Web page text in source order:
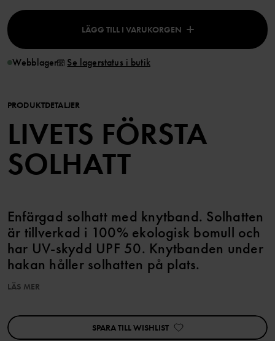
LÄGG TILL I VARUKORGEN
Webblager Se lagerstatus i butik
PRODUKTDETALJER
LIVETS FÖRSTA
SOLHATT
Enfärgad solhatt med knytband. Solhatten
är tillverkad i 100% ekologisk bomull och
har UV-skydd UPF 50. Knytbanden under
hakan håller solhatten på plats.
mot reflekterad eller spridd ultraviolett strålning. Skärmbredd på
sex cm eller mer rekommenderas (våra skärmar är alltid minst sex
LÄS MER
SPARA TILL WISHLIST